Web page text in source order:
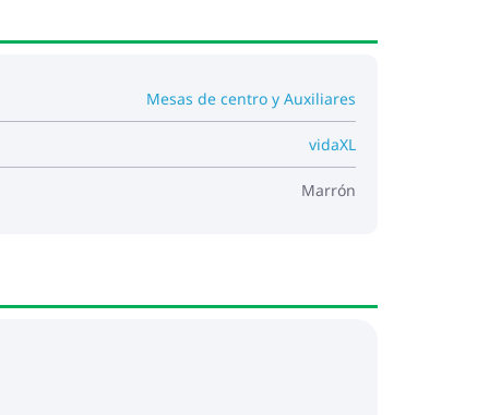
Mesas de centro y Auxiliares
vidaXL
Marrón